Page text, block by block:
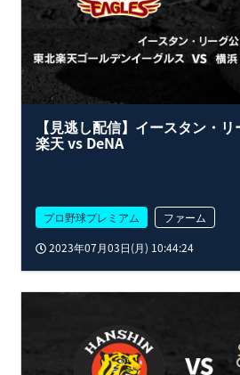
【見逃し配信】イースタン・
楽天 vs DeNA
プロ野球プレミアム
ファーム
2023年07月03日(月) 10:44:24